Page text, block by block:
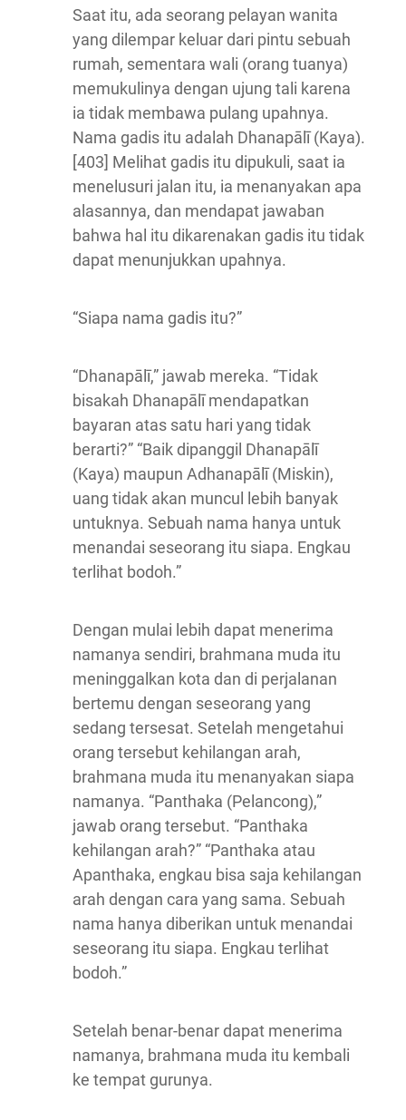
Saat itu, ada seorang pelayan wanita
yang dilempar keluar dari pintu sebuah
rumah, sementara wali (orang tuanya)
memukulinya dengan ujung tali karena
ia tidak membawa pulang upahnya.
Nama gadis itu adalah Dhanapālī (Kaya).
[403] Melihat gadis itu dipukuli, saat ia
menelusuri jalan itu, ia menanyakan apa
alasannya, dan mendapat jawaban
bahwa hal itu dikarenakan gadis itu tidak
dapat menunjukkan upahnya.
“Siapa nama gadis itu?”
“Dhanapālī,” jawab mereka. “Tidak
bisakah Dhanapālī mendapatkan
bayaran atas satu hari yang tidak
berarti?” “Baik dipanggil Dhanapālī
(Kaya) maupun Adhanapālī (Miskin),
uang tidak akan muncul lebih banyak
untuknya. Sebuah nama hanya untuk
menandai seseorang itu siapa. Engkau
terlihat bodoh.”
Dengan mulai lebih dapat menerima
namanya sendiri, brahmana muda itu
meninggalkan kota dan di perjalanan
bertemu dengan seseorang yang
sedang tersesat. Setelah mengetahui
orang tersebut kehilangan arah,
brahmana muda itu menanyakan siapa
namanya. “Panthaka (Pelancong),”
jawab orang tersebut. “Panthaka
kehilangan arah?” “Panthaka atau
Apanthaka, engkau bisa saja kehilangan
arah dengan cara yang sama. Sebuah
nama hanya diberikan untuk menandai
seseorang itu siapa. Engkau terlihat
bodoh.”
Setelah benar-benar dapat menerima
namanya, brahmana muda itu kembali
ke tempat gurunya.